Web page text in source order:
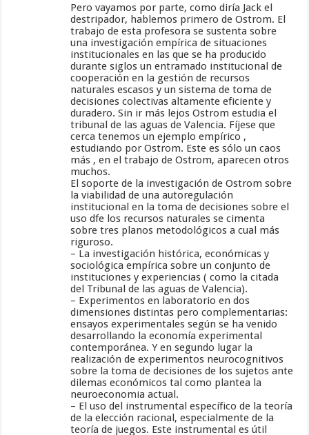
Pero vayamos por parte, como diría Jack el
destripador, hablemos primero de Ostrom. El
trabajo de esta profesora se sustenta sobre
una investigación empírica de situaciones
institucionales en las que se ha producido
durante siglos un entramado institucional de
cooperación en la gestión de recursos
naturales escasos y un sistema de toma de
decisiones colectivas altamente eficiente y
duradero. Sin ir más lejos Ostrom estudia el
tribunal de las aguas de Valencia. Fíjese que
cerca tenemos un ejemplo empírico ,
estudiando por Ostrom. Este es sólo un caos
más , en el trabajo de Ostrom, aparecen otros
muchos.
El soporte de la investigación de Ostrom sobre
la viabilidad de una autoregulación
institucional en la toma de decisiones sobre el
uso dfe los recursos naturales se cimenta
sobre tres planos metodológicos a cual más
riguroso.
– La investigación histórica, económicas y
sociológica empírica sobre un conjunto de
instituciones y experiencias ( como la citada
del Tribunal de las aguas de Valencia).
– Experimentos en laboratorio en dos
dimensiones distintas pero complementarias:
ensayos experimentales según se ha venido
desarrollando la economía experimental
contemporánea. Y en segundo lugar la
realización de experimentos neurocognitivos
sobre la toma de decisiones de los sujetos ante
dilemas económicos tal como plantea la
neuroeconomia actual.
– El uso del instrumental específico de la teoría
de la elección racional, especialmente de la
teoría de juegos. Este instrumental es útil